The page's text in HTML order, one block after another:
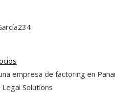
234
empresa de factoring en
Solutions